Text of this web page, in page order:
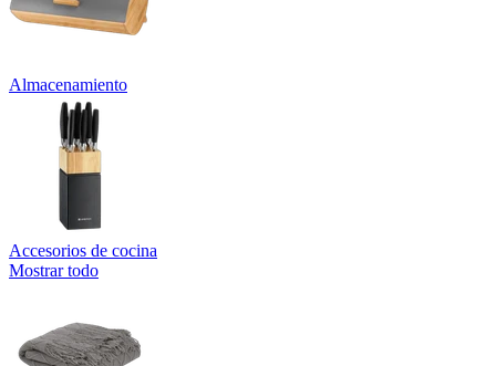
Almacenamiento
Accesorios de cocina
Mostrar todo